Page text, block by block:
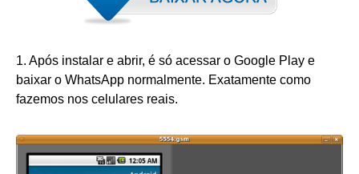
1. Após instalar e abrir, é só acessar o Google Play e
baixar o WhatsApp normalmente. Exatamente como
fazemos nos celulares reais.